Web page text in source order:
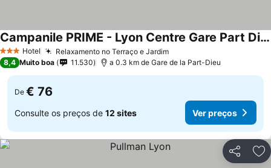
3 EstrelasHotel Relaxamento no Terraço e Jardim
Campanile PRIME - Lyon Centre Gare Part Dieu
8,4 Muito boa 11.530 a 0.3 km de Gare de la Part-Dieu
De € 76
Consulte os preços de 12 sites Ver preços
Partilhar